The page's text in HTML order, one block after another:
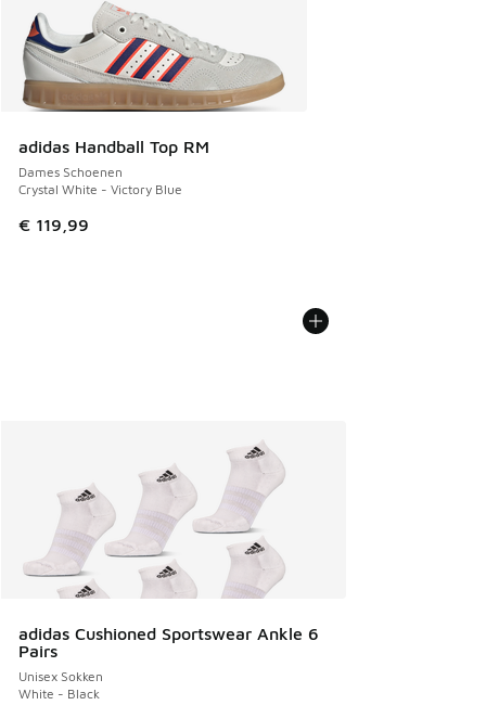
adidas Handball Top RM
Dames Schoenen
Crystal White - Victory Blue
€ 119,99
adidas Cushioned Sportswear Ankle 6
Pairs
Unisex Sokken
White - Black